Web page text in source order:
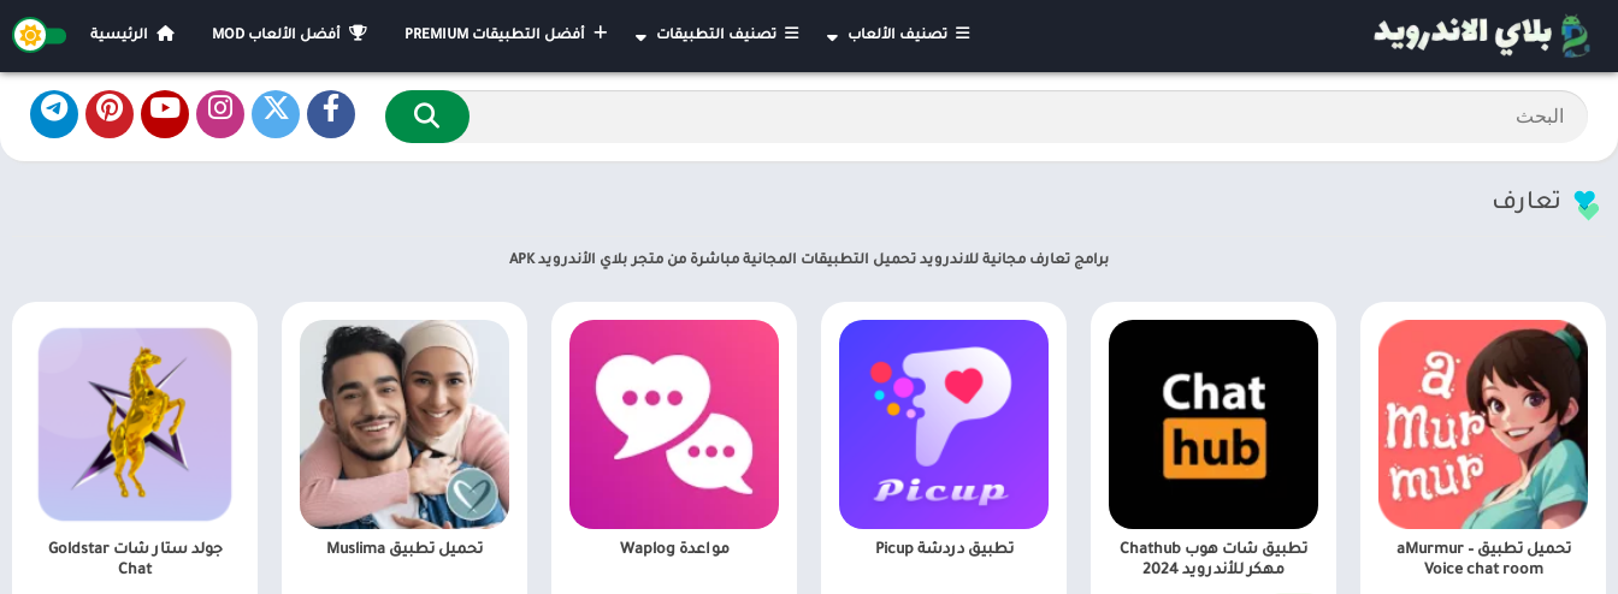
تصنيف الألعاب
الأكشن
الورق
تقمص الادوار
كلمات
كازينو
مغامرات
ألعاب موسيقى
تصنيف التطبيقات
أعمال
الجمال
أدوات الفيديو
الأخبار والمجلات
الأهل والأطفال
التواصل الاجتماعي
الخرائط والتنقل
السفر ومعلومات محلية
أفضل التطبيقات PREMIUM أفضل الألعاب MOD الرئيسية
تعارف
برامج تعارف مجانية للاندرويد تحميل التطبيقات المجانية مباشرة من متجر بلاي الأندرويد APK
تحميل تطبيق aMurmur –
Voice chat room
تطبيق شات هوب Chathub
مهكر للأندرويد 2024
تطبيق دردشة Picup مواعدة Waplog تحميل تطبيق Muslima
جولد ستار شات Goldstar
Chat